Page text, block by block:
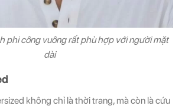
phi công vuông rất phù hợp với người mặt
dài
không chỉ là thời trang, mà còn là cứu